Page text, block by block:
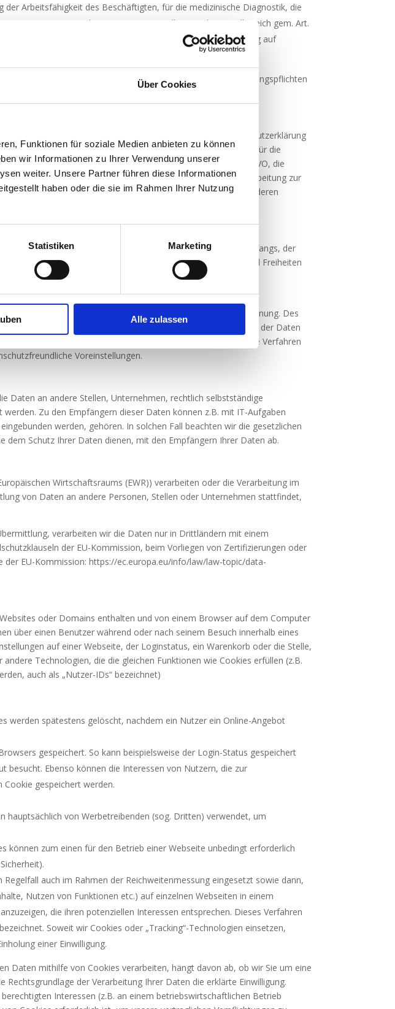
Über Cookies
Funktionen für soziale Medien anbieten zu können
wir Informationen zu Ihrer Verwendung unserer
weiter. Unsere Partner führen diese Informationen
haben oder die sie im Rahmen Ihrer Nutzung
Statistiken Marketing
Alle zulassen
Arbeitsfähigkeit des Beschäftigten, für die medizinische Diagnostik, die
von Systemen und Diensten im Gesundheits- oder Sozialbereich gem. Art.
besonderen Kategorien von Daten, erfolgt deren Verarbeitung auf
Zwecke erforderlich ist. Bei länger dauernden Aufbewahrungspflichten
Bearbeitung entsprechend ein.
mit. Sofern die Rechtsgrundlage in der Datenschutzerklärung
ist Art. 6 Abs. 1 lit. a und Art. 7 DSGVO, die Rechtsgrundlage für die
sowie Beantwortung von Anfragen ist Art. 6 Abs. 1 lit. b DSGVO, die
6 Abs. 1 lit. c DSGVO, und die Rechtsgrundlage für die Verarbeitung zur
Interessen der betroffenen Person oder einer anderen
Art. 6 Abs. 1 lit. d DSGVO als Rechtsgrundlage.
der Technik, der Implementierungskosten und der Art, des Umfangs, der
und des Ausmasses der Bedrohung der Rechte und Freiheiten
Risiko angemessenes Schutzniveau zu gewährleisten.
Verfügbarkeit von Daten durch Kontrolle des physischen und
der Weitergabe, der Sicherung der Verfügbarkeit und ihrer Trennung. Des
die Löschung von Daten und Reaktionen auf die Gefährdung der Daten
der Entwicklung bzw. Auswahl von Hardware, Software sowie Verfahren
Voreinstellungen.
Daten an andere Stellen, Unternehmen, rechtlich selbstständige
Zu den Empfängern dieser Daten können z.B. mit IT-Aufgaben
werden, gehören. In solchen Fall beachten wir die gesetzlichen
dem Schutz Ihrer Daten dienen, mit den Empfängern Ihrer Daten ab.
Wirtschaftsraums (EWR)) verarbeiten oder die Verarbeitung im
von Daten an andere Personen, Stellen oder Unternehmen stattfindet,
verarbeiten wir die Daten nur in Drittländern mit einem
der EU-Kommission, beim Vorliegen von Zertifizierungen oder
EU-Kommission: https://ec.europa.eu/info/law/law-topic/data-
oder Domains enthalten und von einem Browser auf dem Computer
über einen Benutzer während oder nach seinem Besuch innerhalb eines
auf einer Webseite, der Loginstatus, ein Warenkorb oder die Stelle,
Technologien, die die gleichen Funktionen wie Cookies erfüllen (z.B.
auch als „Nutzer-IDs“ bezeichnet)
werden spätestens gelöscht, nachdem ein Nutzer ein Online-Angebot
gespeichert. So kann beispielsweise der Login-Status gespeichert
besucht. Ebenso können die Interessen von Nutzern, die zur
gespeichert werden.
hauptsächlich von Werbetreibenden (sog. Dritten) verwendet, um
können zum einen für den Betrieb einer Webseite unbedingt erforderlich
Regelfall auch im Rahmen der Reichweitenmessung eingesetzt sowie dann,
Nutzen von Funktionen etc.) auf einzelnen Webseiten in einem
die ihren potenziellen Interessen entsprechen. Dieses Verfahren
Soweit wir Cookies oder „Tracking“-Technologien einsetzen,
einer Einwilligung.
Daten mithilfe von Cookies verarbeiten, hängt davon ab, ob wir Sie um eine
der Verarbeitung Ihrer Daten die erklärte Einwilligung.
Interessen (z.B. an einem betriebswirtschaftlichen Betrieb